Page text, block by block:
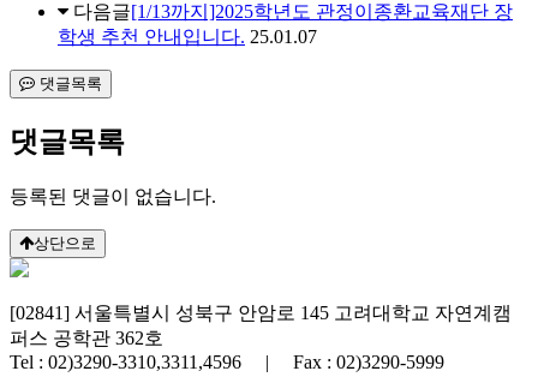
다음글[1/13까지]2025학년도 관정이종환교육재단 장
학생 추천 안내입니다. 25.01.07
댓글목록
댓글목록
등록된 댓글이 없습니다.
상단으로
[02841] 서울특별시 성북구 안암로 145 고려대학교 자연계캠
퍼스 공학관 362호
Tel : 02)3290-3310,3311,4596 | Fax : 02)3290-5999